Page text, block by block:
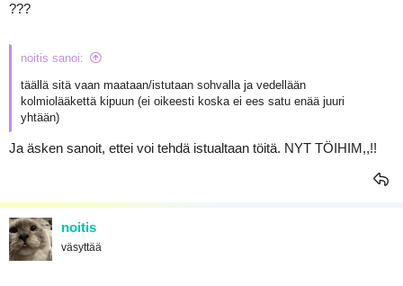
???
noitis sanoi:
täällä sitä vaan maataan/istutaan sohvalla ja vedellään
kolmiolääkettä kipuun (ei oikeesti koska ei ees satu enää juuri
yhtään)
Ja äsken sanoit, ettei voi tehdä istualtaan töitä. NYT TÖIHIM,,!!
noitis
väsyttää